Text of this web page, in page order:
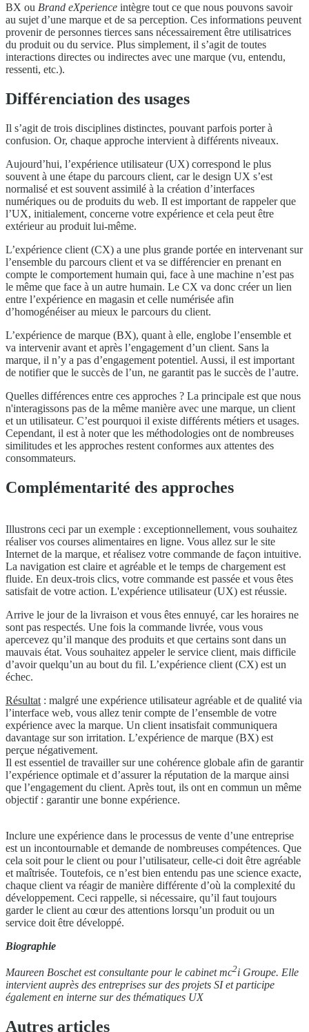
BX ou Brand eXperience intègre tout ce que nous pouvons savoir
au sujet d’une marque et de sa perception. Ces informations peuvent
provenir de personnes tierces sans nécessairement être utilisatrices
du produit ou du service. Plus simplement, il s’agit de toutes
interactions directes ou indirectes avec une marque (vu, entendu,
ressenti, etc.).
Différenciation des usages
Il s’agit de trois disciplines distinctes, pouvant parfois porter à
confusion. Or, chaque approche intervient à différents niveaux.
Aujourd’hui, l’expérience utilisateur (UX) correspond le plus
souvent à une étape du parcours client, car le design UX s’est
normalisé et est souvent assimilé à la création d’interfaces
numériques ou de produits du web. Il est important de rappeler que
l’UX, initialement, concerne votre expérience et cela peut être
extérieur au produit lui-même.
L’expérience client (CX) a une plus grande portée en intervenant sur
l’ensemble du parcours client et va se différencier en prenant en
compte le comportement humain qui, face à une machine n’est pas
le même que face à un autre humain. Le CX va donc créer un lien
entre l’expérience en magasin et celle numérisée afin
d’homogénéiser au mieux le parcours du client.
L’expérience de marque (BX), quant à elle, englobe l’ensemble et
va intervenir avant et après l’engagement d’un client. Sans la
marque, il n’y a pas d’engagement potentiel. Aussi, il est important
de notifier que le succès de l’un, ne garantit pas le succès de l’autre.
Quelles différences entre ces approches ? La principale est que nous
n'interagissons pas de la même manière avec une marque, un client
et un utilisateur. C’est pourquoi il existe différents métiers et usages.
Cependant, il est à noter que les méthodologies ont de nombreuses
similitudes et les approches restent conformes aux attentes des
consommateurs.
Complémentarité des approches
Illustrons ceci par un exemple : exceptionnellement, vous souhaitez
réaliser vos courses alimentaires en ligne. Vous allez sur le site
Internet de la marque, et réalisez votre commande de façon intuitive.
La navigation est claire et agréable et le temps de chargement est
fluide. En deux-trois clics, votre commande est passée et vous êtes
satisfait de votre action. L'expérience utilisateur (UX) est réussie.
Arrive le jour de la livraison et vous êtes ennuyé, car les horaires ne
sont pas respectés. Une fois la commande livrée, vous vous
apercevez qu’il manque des produits et que certains sont dans un
mauvais état. Vous souhaitez appeler le service client, mais difficile
d’avoir quelqu’un au bout du fil. L’expérience client (CX) est un
échec.
Résultat : malgré une expérience utilisateur agréable et de qualité via
l’interface web, vous allez tenir compte de l’ensemble de votre
expérience avec la marque. Un client insatisfait communiquera
davantage sur son irritation. L’expérience de marque (BX) est
perçue négativement.
Il est essentiel de travailler sur une cohérence globale afin de garantir
l’expérience optimale et d’assurer la réputation de la marque ainsi
que l’engagement du client. Après tout, ils ont en commun un même
objectif : garantir une bonne expérience.
Inclure une expérience dans le processus de vente d’une entreprise
est un incontournable et demande de nombreuses compétences. Que
cela soit pour le client ou pour l’utilisateur, celle-ci doit être agréable
et maîtrisée. Toutefois, ce n’est bien entendu pas une science exacte,
chaque client va réagir de manière différente d’où la complexité du
développement. Ceci rappelle, si nécessaire, qu’il faut toujours
garder le client au cœur des attentions lorsqu’un produit ou un
service doit être développé.
Biographie
Maureen Boschetest consultante pour le cabinet mc2i Groupe. Elle
intervient auprès des entreprises sur des projets SI et participe
également en interne sur des thématiques UX
Autres articles